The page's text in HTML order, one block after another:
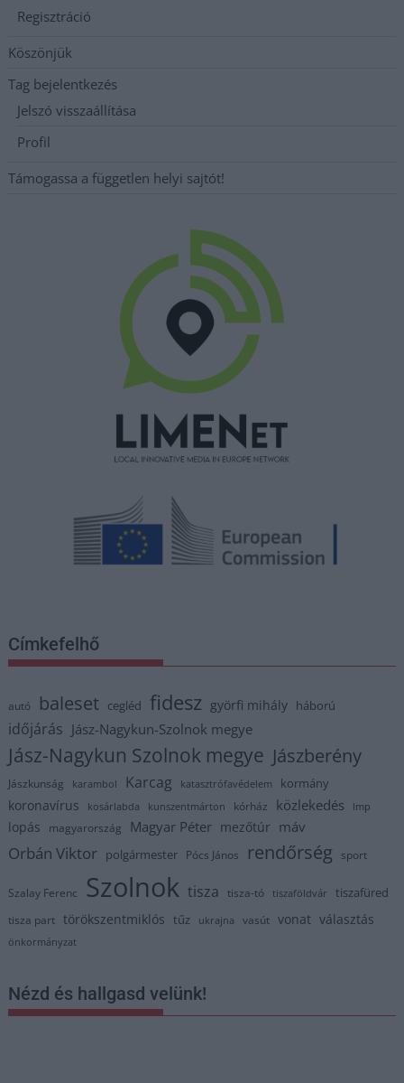
Regisztráció
Köszönjük
Tag bejelentkezés
Jelszó visszaállítása
Profil
Támogassa a független helyi sajtót!
Címkefelhő
autó baleset cegléd fidesz györfi mihály háború
időjárás Jász-Nagykun-Szolnok megye
Jász-Nagykun Szolnok megye Jászberény
Jászkunság karambol Karcag katasztrófavédelem kormány
koronavírus kosárlabda kunszentmárton kórház közlekedés lmp
lopás magyarország Magyar Péter mezőtúr máv
Orbán Viktor polgármester Pócs János rendőrség sport
Szalay Ferenc Szolnok tisza tisza-tó tiszaföldvár tiszafüred
tisza part törökszentmiklós tűz ukrajna vasút vonat választás
önkormányzat
Nézd és hallgasd velünk!